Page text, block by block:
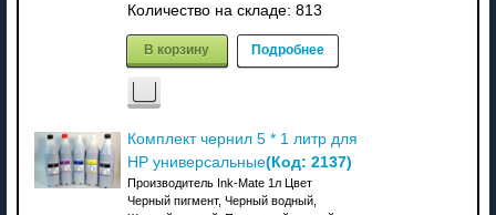
Количество на складе: 813
В корзину Подробнее
Комплект чернил 5 * 1 литр для
HP универсальные(Код: 2137)
Производитель Ink-Mate 1л Цвет
Черный пигмент, Черный водный,